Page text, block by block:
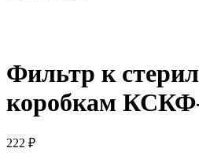
Фильтр к
коробкам
222 ₽